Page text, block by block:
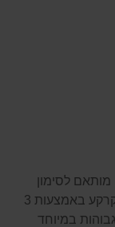
לסימון
חניונים, דרכים, כבישים ומסלולים. מתקבע לקרקע באמצעות 3
במיוחד